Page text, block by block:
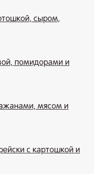
сыром,
помидорами и
мясом и
с картошкой и